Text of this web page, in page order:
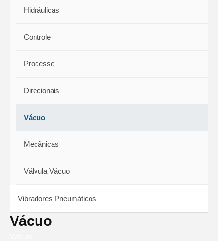
Hidráulicas
Controle
Processo
Direcionais
Vácuo
Mecânicas
Válvula Vácuo
Vibradores Pneumáticos
Vácuo